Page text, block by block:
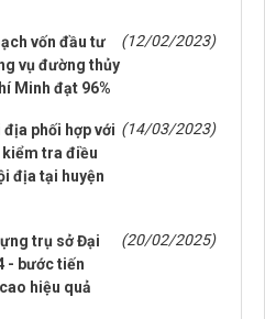
vốn đầu tư
vụ đường thủy
Minh đạt 96%
(12/02/2023)
phối hợp với
tra điều
địa tại huyện
(14/03/2023)
trụ sở Đại
- bước tiến
hiệu quả
(20/02/2025)